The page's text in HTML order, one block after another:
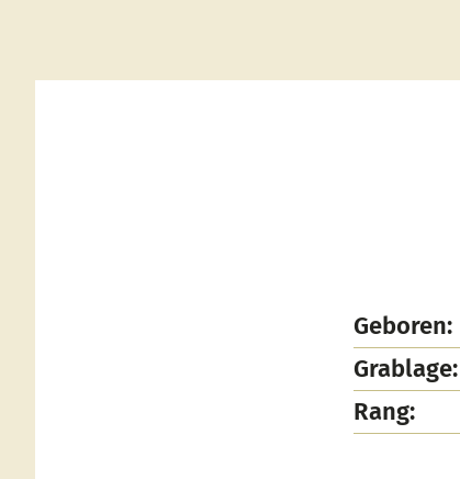
Geboren:
Grablage:
Rang: